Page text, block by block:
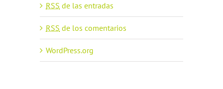
RSS de las entradas
RSS de los comentarios
WordPress.org